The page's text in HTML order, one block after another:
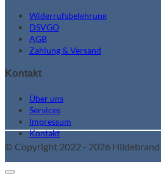
Widerrufsbelehrung
DSVGO
AGB
Zahlung & Versand
Kontakt
Über uns
Services
Impressum
Kontakt
© Copyright 2022 - 2026